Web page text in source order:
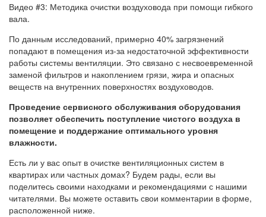
Видео #3: Методика очистки воздуховода при помощи гибкого
вала.
По данным исследований, примерно 40% загрязнений
попадают в помещения из-за недостаточной эффективности
работы системы вентиляции. Это связано с несвоевременной
заменой фильтров и накоплением грязи, жира и опасных
веществ на внутренних поверхностях воздуховодов.
Проведение сервисного обслуживания оборудования
позволяет обеспечить поступление чистого воздуха в
помещение и поддержание оптимального уровня
влажности.
Есть ли у вас опыт в очистке вентиляционных систем в
квартирах или частных домах? Будем рады, если вы
поделитесь своими находками и рекомендациями с нашими
читателями. Вы можете оставить свои комментарии в форме,
расположенной ниже.